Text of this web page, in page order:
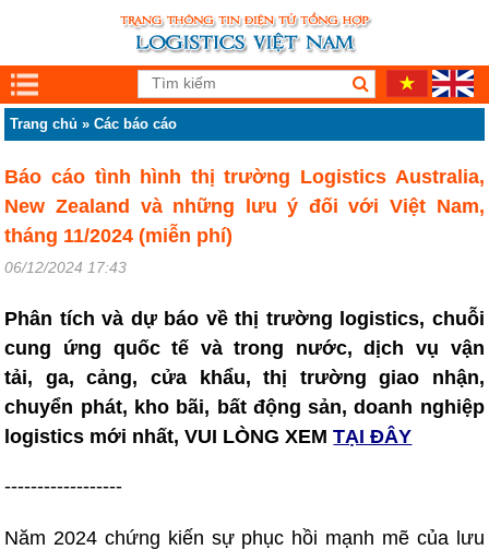
Trang chủ »Các báo cáo
Báo cáo tình hình thị trường Logistics Australia,
New Zealand và những lưu ý đối với Việt Nam,
tháng 11/2024 (miễn phí)
06/12/2024 17:43
Phân tích và dự báo về thị trường logistics, chuỗi
cung ứng quốc tế và trong nước, dịch vụ vận
tải, ga, cảng, cửa khẩu, thị trường giao nhận,
chuyển phát, kho bãi, bất động sản, doanh nghiệp
logistics mới nhất, VUI LÒNG XEM TẠI ĐÂY
------------------
Năm 2024 chứng kiến sự phục hồi mạnh mẽ của lưu